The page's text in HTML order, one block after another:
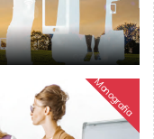
Monografia